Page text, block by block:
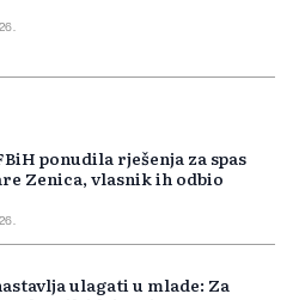
ponudila rješenja za spas
Zenica, vlasnik ih odbio
ulagati u mlade: Za